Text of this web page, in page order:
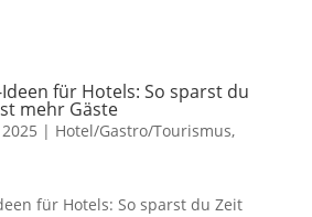
für Hotels: So sparst du
mehr Gäste
| Hotel/Gastro/Tourismus,
für Hotels: So sparst du Zeit